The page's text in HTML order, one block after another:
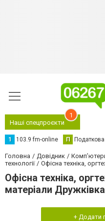
Наші спецпроєкти
1
1 103.9 fm-online П
Головна Довідник
технології
Офісна техніка,
Офісна техніка,
матеріали Дружківка
+ Додати